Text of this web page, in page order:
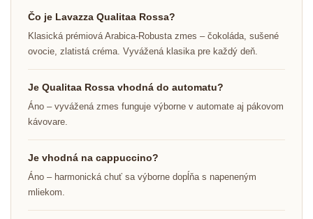
Čo je Lavazza Qualitaa Rossa?
Klasická prémiová Arabica-Robusta zmes – čokoláda, sušené
ovocie, zlatistá créma. Vyvážená klasika pre každý deň.
Je Qualitaa Rossa vhodná do automatu?
Áno – vyvážená zmes funguje výborne v automate aj pákovom
kávovare.
Je vhodná na cappuccino?
Áno – harmonická chuť sa výborne dopĺňa s napeneným
mliekom.